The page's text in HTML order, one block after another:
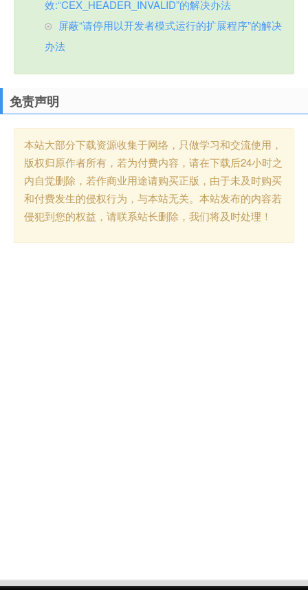
效:“CEX_HEADER_INVALID”的解决办法
屏蔽“请停用以开发者模式运行的扩展程序”的解决
办法
免责声明
本站大部分下载资源收集于网络，只做学习和交流使用，
版权归原作者所有，若为付费内容，请在下载后24小时之
内自觉删除，若作商业用途请购买正版，由于未及时购买
和付费发生的侵权行为，与本站无关。本站发布的内容若
侵犯到您的权益，请联系站长删除，我们将及时处理！